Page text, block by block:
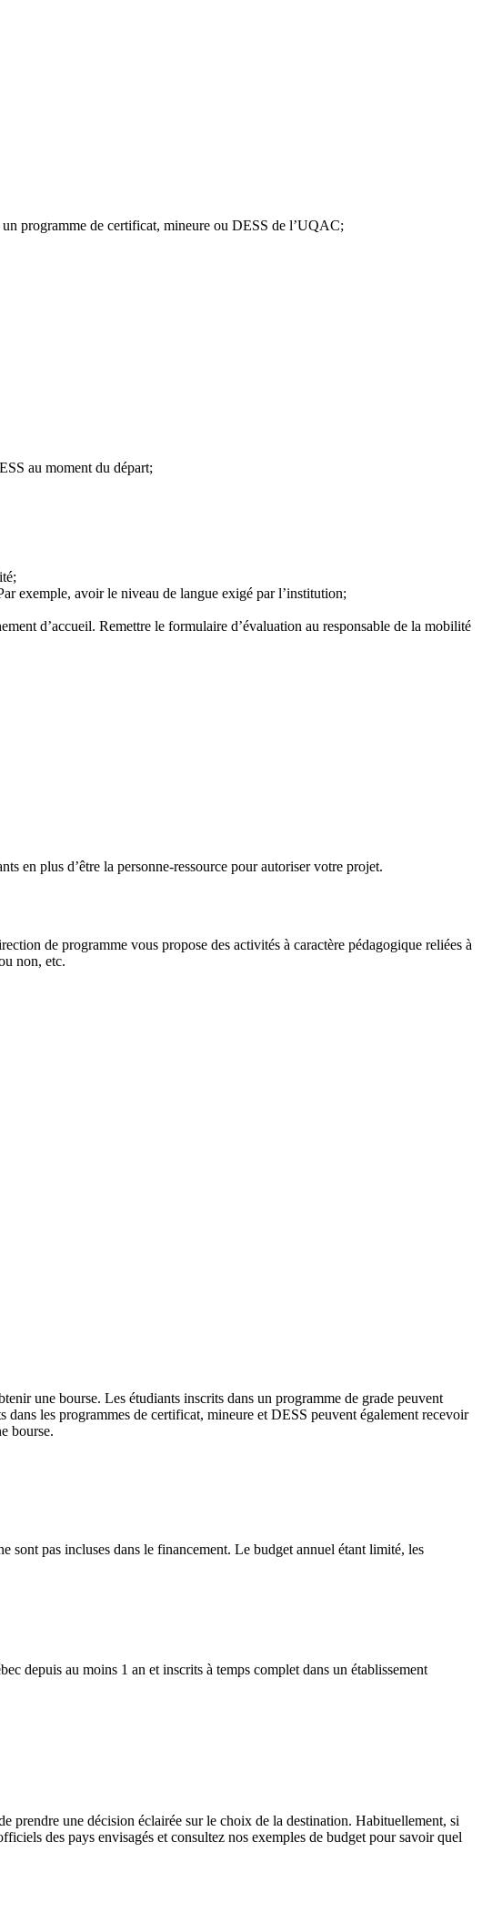
programme de certificat, mineure ou DESS de l’UQAC;
au moment du départ;
exemple, avoir le niveau de langue exigé par l’institution;
d’accueil. Remettre le formulaire d’évaluation au responsable de la mobilité
en plus d’être la personne-ressource pour autoriser votre projet.
de programme vous propose des activités à caractère pédagogique reliées à
non, etc.
une bourse. Les étudiants inscrits dans un programme de grade peuvent
les programmes de certificat, mineure et DESS peuvent également recevoir
bourse.
sont pas incluses dans le financement. Le budget annuel étant limité, les
depuis au moins 1 an et inscrits à temps complet dans un établissement
prendre une décision éclairée sur le choix de la destination. Habituellement, si
des pays envisagés et consultez nos exemples de budget pour savoir quel